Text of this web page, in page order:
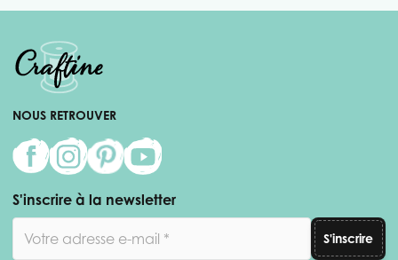
NOUS RETROUVER
S'inscrire à la newsletter
S'inscrire